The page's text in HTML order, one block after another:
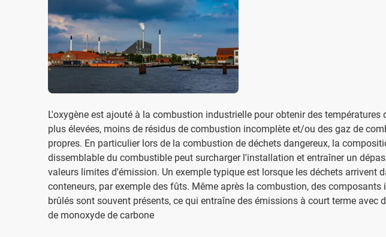
L'oxygène est ajouté à la combustion industrielle pour obtenir des températures
plus élevées, moins de résidus de combustion incomplète et/ou des gaz de
propres. En particulier lors de la combustion de déchets dangereux, la
dissemblable du combustible peut surcharger l'installation et entraîner un
valeurs limites d'émission. Un exemple typique est lorsque les déchets arrivent
conteneurs, par exemple des fûts. Même après la combustion, des composants
brûlés sont souvent présents, ce qui entraîne des émissions à court terme avec
de monoxyde de carbone